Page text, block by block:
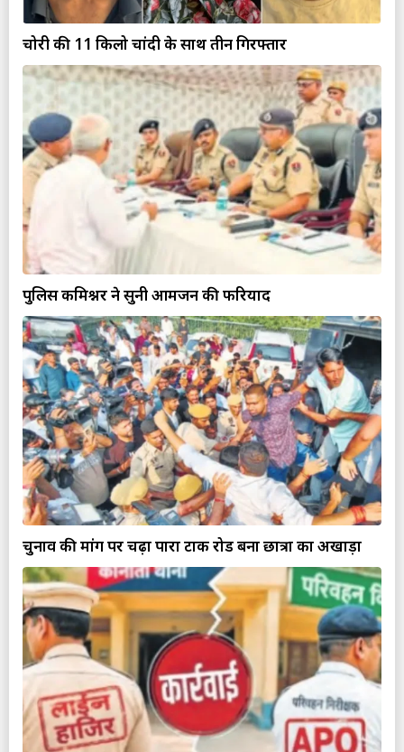
चोरी की 11 किलो चांदी के साथ तीन गिरफ्तार
पुलिस कमिश्नर ने सुनी आमजन की फरियाद
चुनाव की मांग पर चढ़ा पारा टोंक रोड बना छात्रों का अखाड़ा